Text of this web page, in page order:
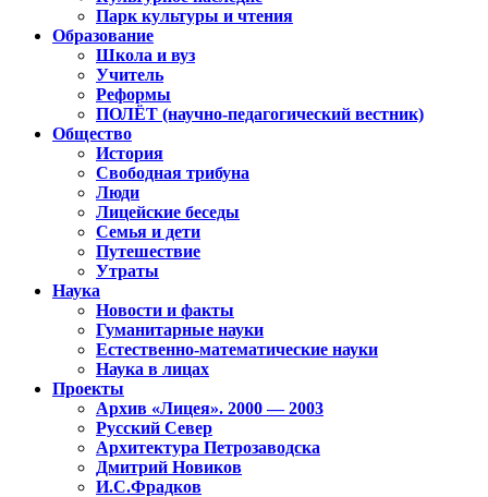
Парк культуры и чтения
Образование
Школа и вуз
Учитель
Реформы
ПОЛЁТ (научно-педагогический вестник)
Общество
История
Свободная трибуна
Люди
Лицейские беседы
Семья и дети
Путешествие
Утраты
Наука
Новости и факты
Гуманитарные науки
Естественно-математические науки
Наука в лицах
Проекты
Архив «Лицея». 2000 — 2003
Русский Север
Архитектура Петрозаводска
Дмитрий Новиков
И.С.Фрадков